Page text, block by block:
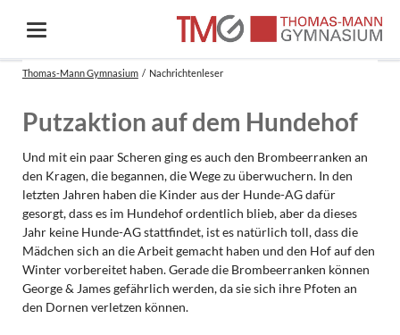
Thomas-Mann Gymnasium Nachrichtenleser
Putzaktion auf dem Hundehof
Und mit ein paar Scheren ging es auch den Brombeerranken an
den Kragen, die begannen, die Wege zu überwuchern. In den
letzten Jahren haben die Kinder aus der Hunde-AG dafür
gesorgt, dass es im Hundehof ordentlich blieb, aber da dieses
Jahr keine Hunde-AG stattfindet, ist es natürlich toll, dass die
Mädchen sich an die Arbeit gemacht haben und den Hof auf den
Winter vorbereitet haben. Gerade die Brombeerranken können
George & James gefährlich werden, da sie sich ihre Pfoten an
den Dornen verletzen können.